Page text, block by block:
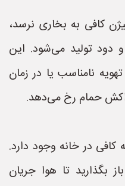
کافی به بخاری نرسد،
تولید می‌شود. این
نامناسب یا در زمان
حمام رخ می‌دهد.
در خانه وجود دارد.
بگذارید تا هوا جریان